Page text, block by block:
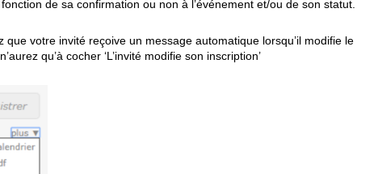
de sa confirmation ou non à l’événement et/ou de son statut.
que votre invité reçoive un message automatique lorsqu’il modifie le
qu’à cocher ‘L’invité modifie son inscription’